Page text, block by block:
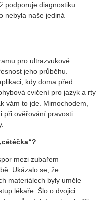
podporuje diagnostiku
nebyla naše jediná
pro ultrazvukové
jeho průběhu.
kdy doma před
cvičení pro jazyk a rty
vám to jde. Mimochodem,
při ověřování pravosti
mezi zubařem
Ukázalo se, že
materiálech byly uměle
lékaře. Šlo o dvojici